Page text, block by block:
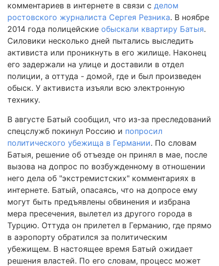
комментариев в интернете в связи с делом
ростовского журналиста Сергея Резника. В ноябре
2014 года полицейские обыскали квартиру Батыя.
Силовики несколько дней пытались выследить
активиста или проникнуть в его жилище. Наконец
его задержали на улице и доставили в отдел
полиции, а оттуда - домой, где и был произведен
обыск. У активиста изъяли всю электронную
технику.
В августе Батый сообщил, что из-за преследований
спецслужб покинул Россию и попросил
политического убежища в Германии. По словам
Батыя, решение об отъезде он принял в мае, после
вызова на допрос по возбужденному в отношении
него дела об "экстремистских" комментариях в
интернете. Батый, опасаясь, что на допросе ему
могут быть предъявлены обвинения и избрана
мера пресечения, вылетел из другого города в
Турцию. Оттуда он прилетел в Германию, где прямо
в аэропорту обратился за политическим
убежищем. В настоящее время Батый ожидает
решения властей. По его словам, процесс может